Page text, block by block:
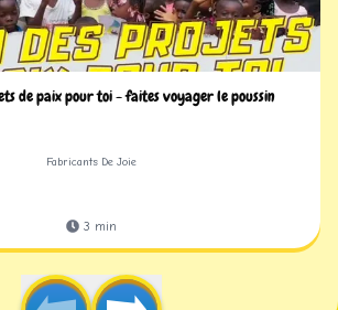
de paix pour toi - faites voyager le poussin
Fabricants De Joie
3 min